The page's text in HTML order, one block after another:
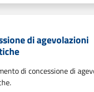
di agevolazioni
di concessione di